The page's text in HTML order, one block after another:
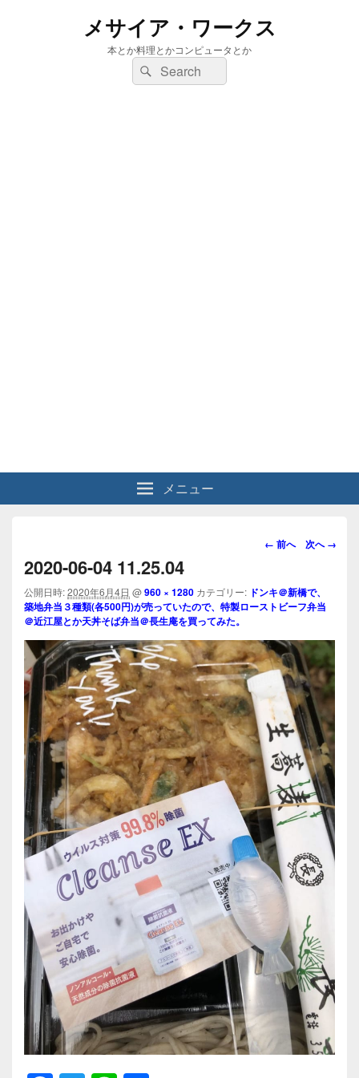
メサイア・ワークス
本とか料理とかコンピュータとか
検
索:
検
索
メニュー
画
ビ
ゲ
シ
ョ
← 前へ 次へ →
2020-06-04 11.25.04
公開日時:2020年6月4日 @960 × 1280 カテゴリー: ドンキ＠新橋で、
築地弁当３種類(各500円)が売っていたので、特製ローストビーフ弁当
＠近江屋とか天丼そば弁当＠長生庵を買ってみた。